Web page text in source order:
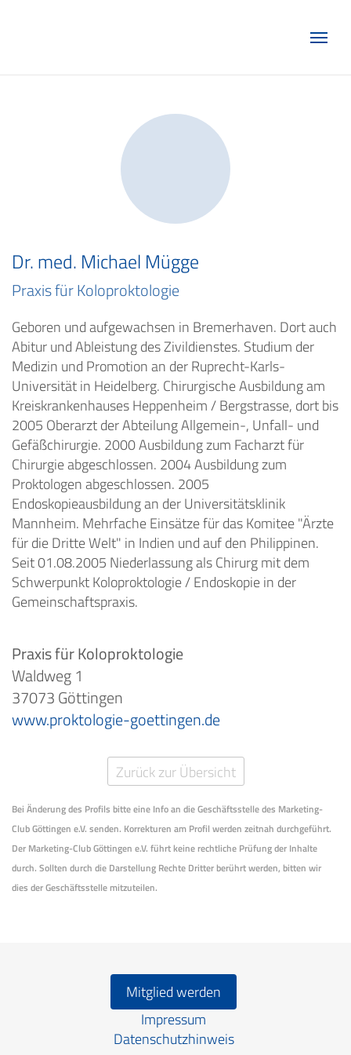
Dr. med. Michael Mügge
Praxis für Koloproktologie
Geboren und aufgewachsen in Bremerhaven. Dort auch
Abitur und Ableistung des Zivildienstes. Studium der
Medizin und Promotion an der Ruprecht-Karls-
Universität in Heidelberg. Chirurgische Ausbildung am
Kreiskrankenhauses Heppenheim / Bergstrasse, dort bis
2005 Oberarzt der Abteilung Allgemein-, Unfall- und
Gefäßchirurgie. 2000 Ausbildung zum Facharzt für
Chirurgie abgeschlossen. 2004 Ausbildung zum
Proktologen abgeschlossen. 2005
Endoskopieausbildung an der Universitätsklinik
Mannheim. Mehrfache Einsätze für das Komitee "Ärzte
für die Dritte Welt" in Indien und auf den Philippinen.
Seit 01.08.2005 Niederlassung als Chirurg mit dem
Schwerpunkt Koloproktologie / Endoskopie in der
Gemeinschaftspraxis.
Praxis für Koloproktologie
Waldweg 1
37073 Göttingen
www.proktologie-goettingen.de
Zurück zur Übersicht
Bei Änderung des Profils bitte eine Info an die Geschäftsstelle des Marketing-
Club Göttingen e.V. senden. Korrekturen am Profil werden zeitnah durchgeführt.
Der Marketing-Club Göttingen e.V. führt keine rechtliche Prüfung der Inhalte
durch. Sollten durch die Darstellung Rechte Dritter berührt werden, bitten wir
dies der Geschäftsstelle mitzuteilen.
Mitglied werden
Impressum
Datenschutzhinweis